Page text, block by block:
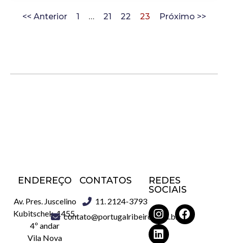
<< Anterior 1 … 21 22 23 Próximo >>
ENDEREÇO
Av. Pres. Juscelino
Kubitschek, 1455,
4º andar
Vila Nova
CONTATOS
11. 2124-3793
contato@portugalribeiro.com.br
REDES
SOCIAIS